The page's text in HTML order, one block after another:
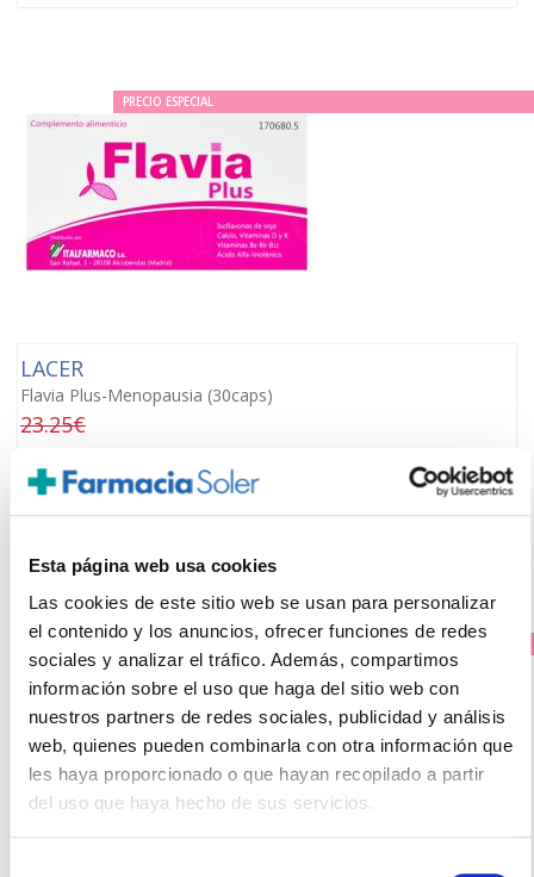
Esta página web usa cookies
Las cookies de este sitio web se usan para personalizar
el contenido y los anuncios, ofrecer funciones de redes
sociales y analizar el tráfico. Además, compartimos
información sobre el uso que haga del sitio web con
nuestros partners de redes sociales, publicidad y análisis
web, quienes pueden combinarla con otra información que
les haya proporcionado o que hayan recopilado a partir
del uso que haya hecho de sus servicios.
PRECIO ESPECIAL
LACER
Flavia Plus-Menopausia (30caps)
23.25€
17,45€
- + Añadir
PRECIO ESPECIAL